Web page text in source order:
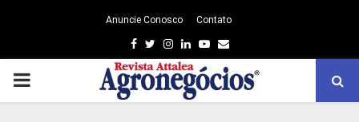
Anuncie Conosco Contato
Facebook
TwitterInstagram
LinkedinYoutube
Email
PRIMARY